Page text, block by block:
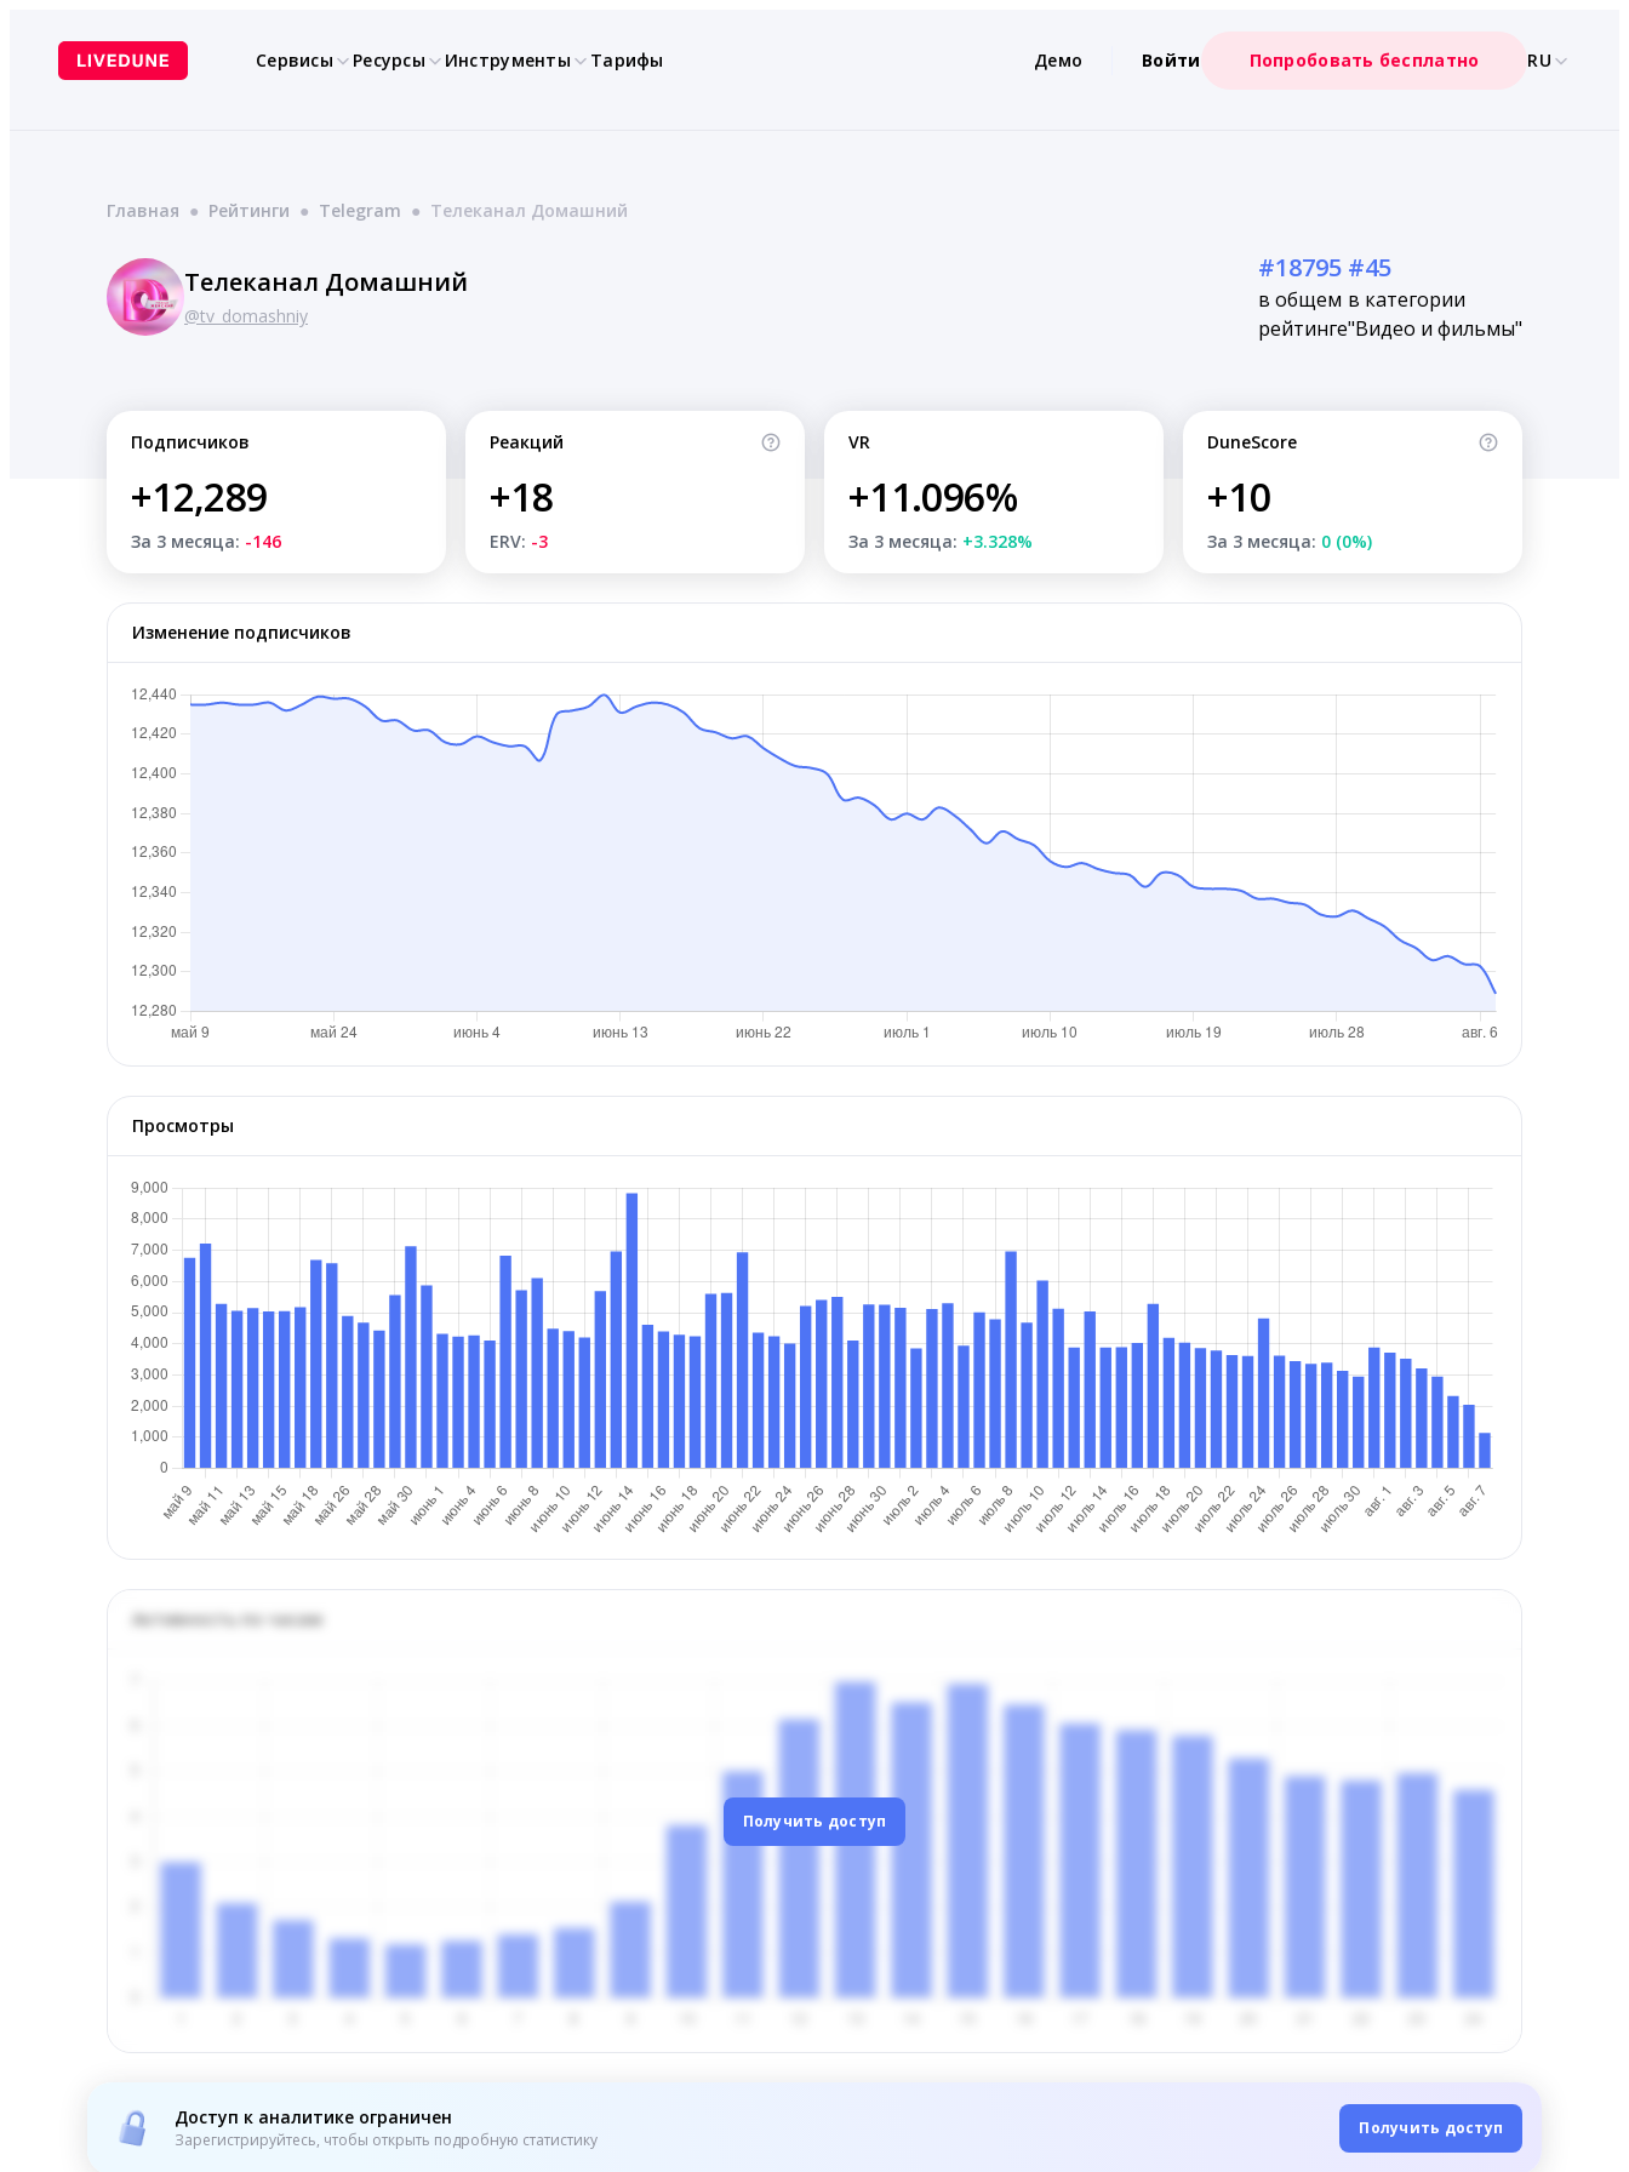
содержимому
Сервисы Ресурсы Инструменты Тарифы Демо Войти Попробовать бесплатно RU
Главная ● Рейтинги ● Telegram ● Телеканал Домашний
Телеканал Домашний
@tv_domashniy
#18795
в общем
рейтинге
#45
в категории
"Видео и фильмы"
Подписчиков
+12,289
За 3 месяца: -146
Реакций
+18
ERV: -3
VR
+11.096%
За 3 месяца: +3.328%
DuneScore
+10
За 3 месяца: 0 (0%)
Изменение подписчиков
Просмотры
Активность по часам
Получить доступ
Доступ к аналитике ограничен
Зарегистрируйтесь, чтобы открыть подробную статистику
Получить доступ